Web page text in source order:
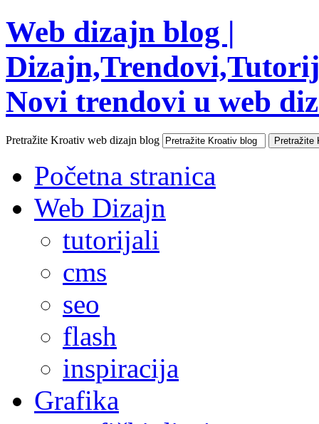
Web dizajn blog |
Novi trendovi u web
Pretražite Kroativ web dizajn blog
Početna stranica
Web Dizajn
tutorijali
cms
seo
flash
inspiracija
Grafika